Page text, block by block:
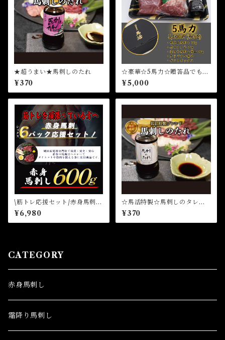
★超うまい★馬刺しのたれ
¥370
☆豪華☆5馬力☆贈答品でも大
活躍☆国産馬刺し 赤身馬刺
し 熊本県産馬刺し 純国産
馬刺し
¥5,000
\筋トレ応援セット/赤身馬刺し
６パックセット600g 国産馬
刺し 赤身馬刺し 熊本県産
馬刺し 純国産馬刺し
¥6,980
☆馬活特製☆馬刺しのタレ☆
ニンニク風味
¥370
CATEGORY
赤身馬刺し
霜降り馬刺し